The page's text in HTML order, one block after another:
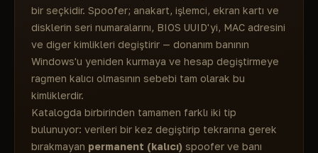
bir seçkidir. Spoofer; anakart, işlemci, ekran kartı ve
disklerin seri numaralarını, BIOS UUID'yi, MAC adresini
ve diğer kimlikleri değiştirir — donanım banının
Windows'u yeniden kurmaya ve hesap değiştirmeye
rağmen kalıcı olmasının sebebi tam olarak bu
kimliklerdir.
Katalogda birbirinden tamamen farklı iki tip
bulunuyor: verileri bir kez değiştirip tekrarına gerek
bırakmayan permanent (kalıcı) spoofer ve banı